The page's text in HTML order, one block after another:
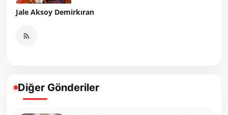
Jale Aksoy Demirkıran
Diğer Gönderiler